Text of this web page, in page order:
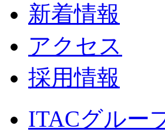
新着情報
アクセス
採用情報
ITACグルー